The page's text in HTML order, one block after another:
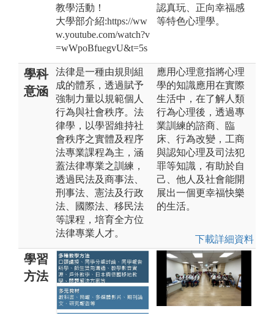
教學活動！
大學部介紹:https://ww
w.youtube.com/watch?v
=wWpoBfuegvU&t=5s
認真玩、正向幸福感
等特色心理學。
學科
意涵
法律是一種由規則組
成的體系，透過賦予
強制力量以規範個人
行為與社會秩序。法
律學，以學習維持社
會秩序之實體及程序
法專業課程為主，涵
蓋法律專業之訓練，
透過民法及商事法、
刑事法、憲法及行政
法、國際法、移民法
等課程，培育全方位
法律專業人才。
應用心理意指將心理
學的知識應用在實際
生活中，在了解人類
行為心理後，透過專
業訓練的諮商、臨
床、行為改變，工商
與認知心理及司法犯
罪等知識，有助於自
己、他人及社會能開
展出一個更幸福快樂
的生活。
下載詳細資料
學習
方法